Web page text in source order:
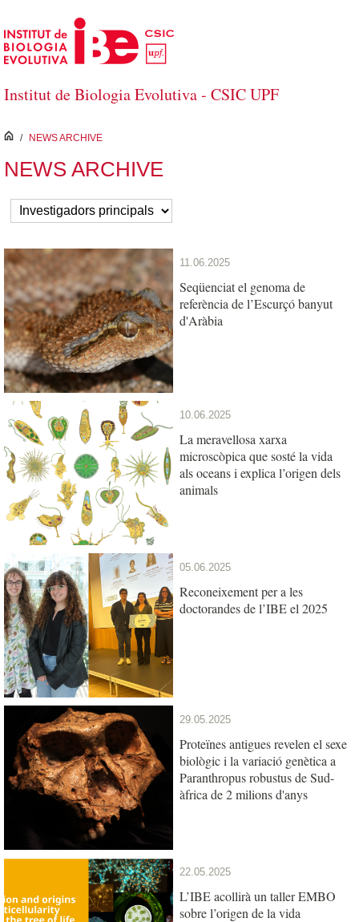
Salta al contingut principal
Institut de Biologia Evolutiva - CSIC UPF
inici
/ NEWS ARCHIVE
NEWS ARCHIVE
11.06.2025
Seqüenciat el genoma de
referència de l’Escurçó banyut
d'Aràbia
10.06.2025
La meravellosa xarxa
microscòpica que sosté la vida
als oceans i explica l’origen dels
animals
05.06.2025
Reconeixement per a les
doctorandes de l’IBE el 2025
29.05.2025
Proteïnes antigues revelen el sexe
biològic i la variació genètica a
Paranthropus robustus de Sud-
àfrica de 2 milions d'anys
22.05.2025
L’IBE acollirà un taller EMBO
sobre l’origen de la vida